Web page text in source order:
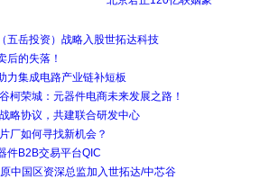
五岳投资）战略入股世拓达科技
后的失落！
力集成电路产业链补短板
柯荣城：元器件电商未来发展之路！
略协议，共建联合研发中心
厂如何寻找新机会？
件B2B交易平台QIC
中国区资深总监加入世拓达/中芯谷